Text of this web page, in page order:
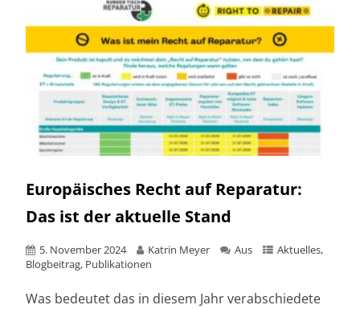
Europäisches Recht auf Reparatur:
Das ist der aktuelle Stand
5. November 2024 Katrin Meyer Aus Aktuelles,
Blogbeitrag, Publikationen
Was bedeutet das in diesem Jahr verabschiedete